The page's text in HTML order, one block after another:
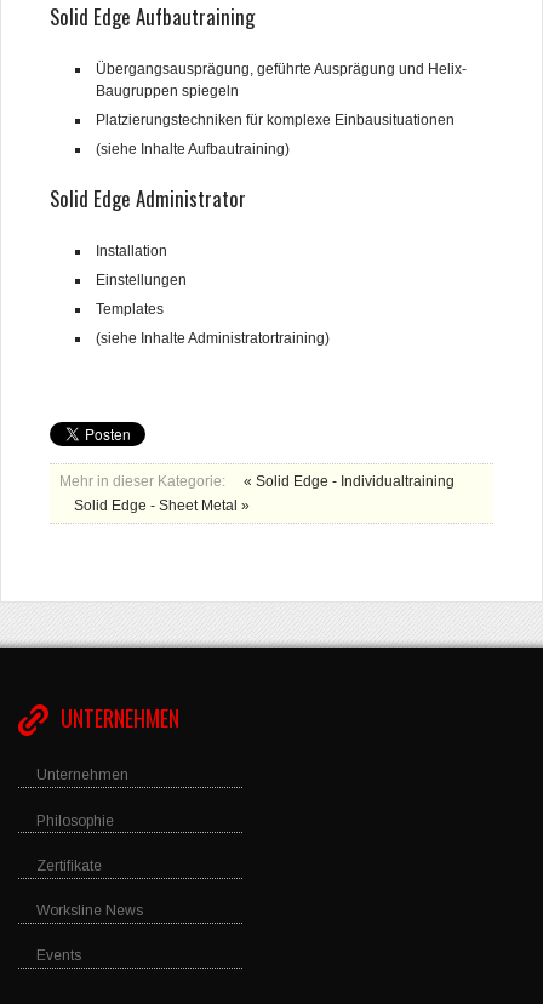
Solid Edge Aufbautraining
Übergangsausprägung, geführte Ausprägung und Helix-
Baugruppen spiegeln
Platzierungstechniken für komplexe Einbausituationen
(siehe Inhalte Aufbautraining)
Solid Edge Administrator
Installation
Einstellungen
Templates
(siehe Inhalte Administratortraining)
Mehr in dieser Kategorie:
« Solid Edge - Individualtraining
Solid Edge - Sheet Metal »
UNTERNEHMEN
Unternehmen
Philosophie
Zertifikate
Worksline News
Events